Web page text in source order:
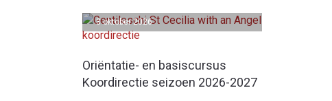
Oriëntatie- en basiscursus
Koordirectie seizoen 2026-2027
3 oktober 2026